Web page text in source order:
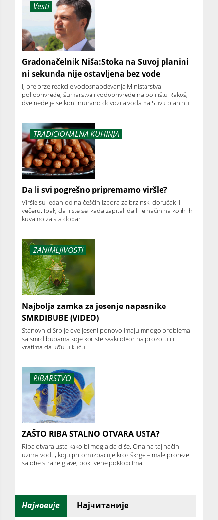
Vesti
Gradonačelnik Niša:Stoka na Suvoj planini
ni sekunda nije ostavljena bez vode
I, pre brze reakcije vodosnabdevanja Ministarstva
poljoprivrede, šumarstva i vodoprivrede na pojilištu Rakoš,
dve nedelje se kontinuirano dovozila voda na Suvu planinu.
TRADICIONALNA KUHINJA
Da li svi pogrešno pripremamo viršle?
Viršle su jedan od najčešćih izbora za brzinski doručak ili
večeru. Ipak, da li ste se ikada zapitali da li je način na kojih ih
kuvamo zaista dobar
ZANIMLJIVOSTI
Najbolja zamka za jesenje napasnike
SMRDIBUBE (VIDEO)
Stanovnici Srbije ove jeseni ponovo imaju mnogo problema
sa smrdibubama koje koriste svaki otvor na prozoru ili
vratima da uđu u kuću.
RIBARSTVO
ZAŠTO RIBA STALNO OTVARA USTA?
Riba otvara usta kako bi mogla da diše. Ona na taj način
uzima vodu, koju pritom izbacuje kroz škrge – male proreze
sa obe strane glave, pokrivene poklopcima.
Најновије Најчитаније